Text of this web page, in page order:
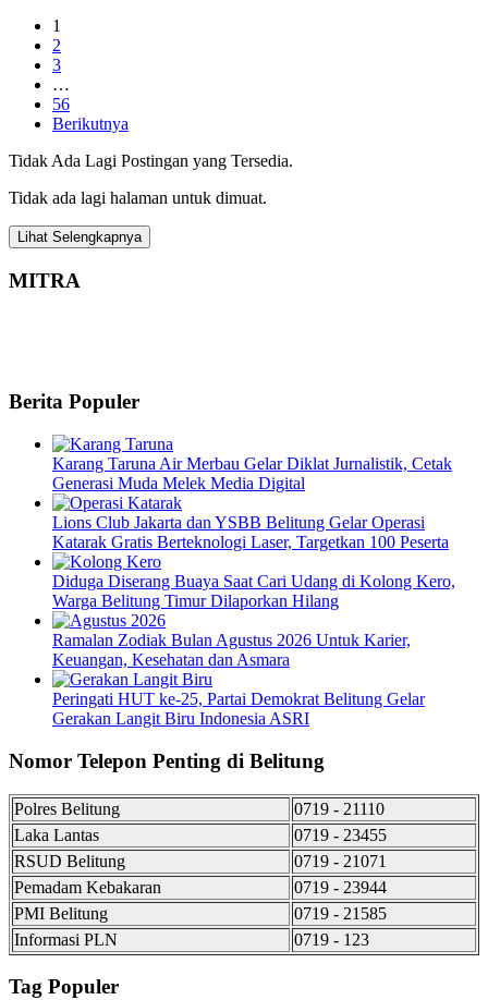
1
2
3
…
56
Berikutnya
Tidak Ada Lagi Postingan yang Tersedia.
Tidak ada lagi halaman untuk dimuat.
Lihat Selengkapnya
MITRA
Berita Populer
Karang Taruna Air Merbau Gelar Diklat Jurnalistik, Cetak
Generasi Muda Melek Media Digital
Lions Club Jakarta dan YSBB Belitung Gelar Operasi
Katarak Gratis Berteknologi Laser, Targetkan 100 Peserta
Diduga Diserang Buaya Saat Cari Udang di Kolong Kero,
Warga Belitung Timur Dilaporkan Hilang
Ramalan Zodiak Bulan Agustus 2026 Untuk Karier,
Keuangan, Kesehatan dan Asmara
Peringati HUT ke-25, Partai Demokrat Belitung Gelar
Gerakan Langit Biru Indonesia ASRI
Nomor Telepon Penting di Belitung
Polres Belitung
0719 - 21110
Laka Lantas
0719 - 23455
RSUD Belitung
0719 - 21071
Pemadam Kebakaran
0719 - 23944
PMI Belitung
0719 - 21585
Informasi PLN
0719 - 123
Tag Populer